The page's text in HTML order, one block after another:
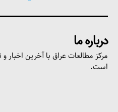
درباره ما
مرکز مطالعات عراق با آخرین اخبار
است.